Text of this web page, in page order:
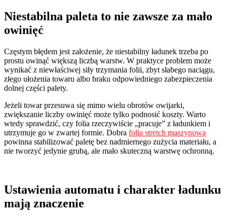
Niestabilna paleta to nie zawsze za mało
owinięć
Częstym błędem jest założenie, że niestabilny ładunek trzeba po
prostu owinąć większą liczbą warstw. W praktyce problem może
wynikać z niewłaściwej siły trzymania folii, zbyt słabego naciągu,
złego ułożenia towaru albo braku odpowiedniego zabezpieczenia
dolnej części palety.
Jeżeli towar przesuwa się mimo wielu obrotów owijarki,
zwiększanie liczby owinięć może tylko podnosić koszty. Warto
wtedy sprawdzić, czy folia rzeczywiście „pracuje” z ładunkiem i
utrzymuje go w zwartej formie. Dobra folia stretch maszynowa
powinna stabilizować paletę bez nadmiernego zużycia materiału, a
nie tworzyć jedynie grubą, ale mało skuteczną warstwę ochronną.
Ustawienia automatu i charakter ładunku
mają znaczenie